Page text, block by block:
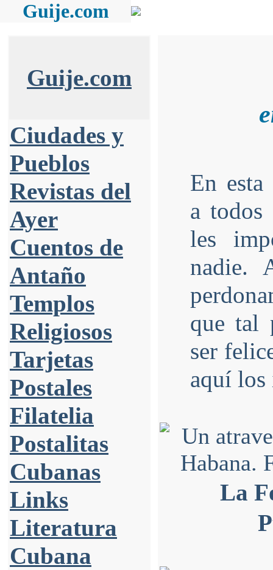
Guije.com
Guije.com
Ciudades y
Pueblos
Revistas del
Ayer
Cuentos de
Antaño
Templos
Religiosos
Tarjetas
Postales
Filatelia
Postalitas
Cubanas
Links
Literatura
Cubana
En esta
a todos
les
nadie.
que tal
ser
aquí los
La